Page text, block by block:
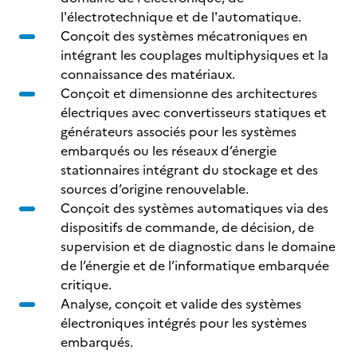
l'électrotechnique et de l'automatique.
Conçoit des systèmes mécatroniques en
intégrant les couplages multiphysiques et la
connaissance des matériaux.
Conçoit et dimensionne des architectures
électriques avec convertisseurs statiques et
générateurs associés pour les systèmes
embarqués ou les réseaux d’énergie
stationnaires intégrant du stockage et des
sources d’origine renouvelable.
Conçoit des systèmes automatiques via des
dispositifs de commande, de décision, de
supervision et de diagnostic dans le domaine
de l’énergie et de l’informatique embarquée
critique.
Analyse, conçoit et valide des systèmes
électroniques intégrés pour les systèmes
embarqués.